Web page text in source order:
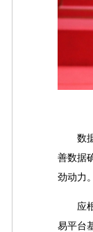
数据
善数据
劲动力。
应根
易平台